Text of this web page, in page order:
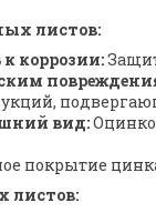
листов:
коррозии:
вид:
покрытие
листов: